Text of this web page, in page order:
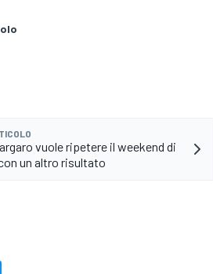
vuole ripetere il weekend di
un altro risultato